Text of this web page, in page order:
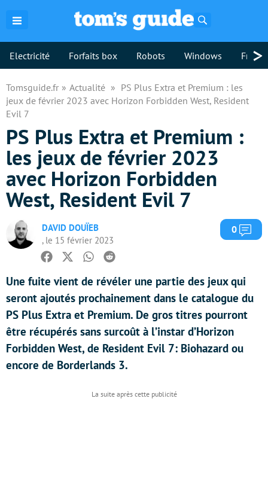
Electricité Forfaits box Robots Windows >
Tomsguide.fr Actualité
PS Plus Extra et Premium : les
jeux de février 2023 avec Horizon Forbidden West, Resident
Evil 7
PS Plus Extra et Premium :
les jeux de février 2023
avec Horizon Forbidden
West, Resident Evil 7
DAVID DOUÏEB
, le 15 février 2023
0
Facebook
TwitterWhatsapp
Reddit
Une fuite vient de révéler une partie des jeux qui
seront ajoutés prochainement dans le catalogue du
PS Plus Extra et Premium. De gros titres pourront
être récupérés sans surcoût à l’instar d’Horizon
Forbidden West, de Resident Evil 7: Biohazard ou
encore de Borderlands 3.